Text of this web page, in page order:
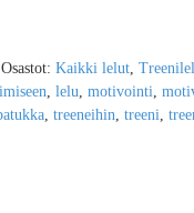
Osastot: Kaikki lelut,
lelu motivointi
, treeneihin treeni